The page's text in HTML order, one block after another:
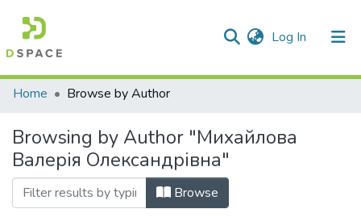
Log In (current)
Communities & Collections
Home Browse by Author
Browsing by Author "Михайлова
Валерія Олександрівна"
Browse